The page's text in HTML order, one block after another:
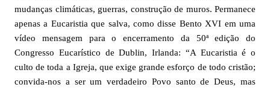
mudanças climáticas, guerras, construção de muros. Permanece
apenas a Eucaristia que salva, como disse Bento XVI em uma
vídeo mensagem para o encerramento da 50ª edição do
Congresso Eucarístico de Dublin, Irlanda: “A Eucaristia é o
culto de toda a Igreja, que exige grande esforço de todo cristão;
convida-nos a ser um verdadeiro Povo santo de Deus, mas